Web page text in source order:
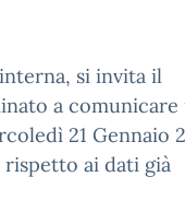
si invita il
a comunicare
21 Gennaio
ai dati già